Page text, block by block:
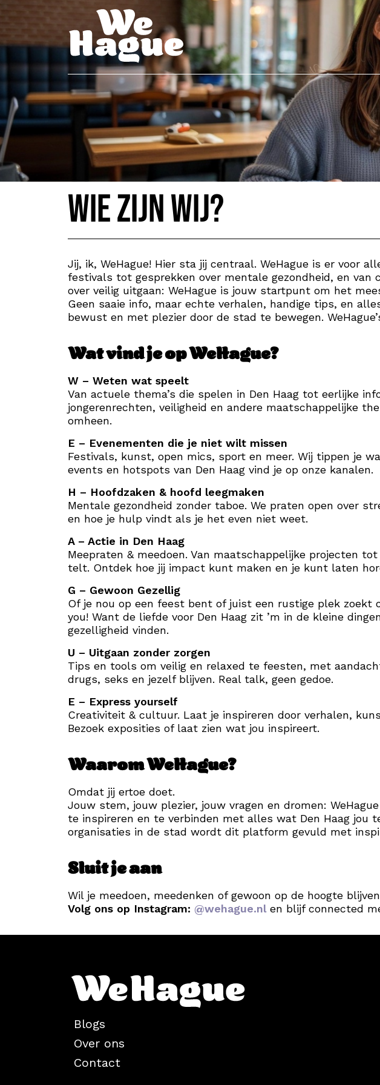
Wie zijn wij?
Jij, ik, WeHague! Hier sta jij centraal. WeHague is er voor
festivals tot gesprekken over mentale gezondheid, en van
over veilig uitgaan: WeHague is jouw startpunt om het
Geen saaie info, maar echte verhalen, handige tips, en
bewust en met plezier door de stad te bewegen.
Wat vind je op WeHague?
W – Weten wat speelt
Van actuele thema’s die spelen in Den Haag tot eerlijke
jongerenrechten, veiligheid en andere maatschappelijke
omheen.
E – Evenementen die je niet wilt missen
Festivals, kunst, open mics, sport en meer. Wij tippen je
events en hotspots van Den Haag vind je op onze kanalen.
H – Hoofdzaken & hoofd leegmaken
Mentale gezondheid zonder taboe. We praten open over
en hoe je hulp vindt als je het even niet weet.
A – Actie in Den Haag
Meepraten & meedoen. Van maatschappelijke projecten
telt. Ontdek hoe jij impact kunt maken en je kunt laten
G – Gewoon Gezellig
Of je nou op een feest bent of juist een rustige plek zoekt
you! Want de liefde voor Den Haag zit ’m in de kleine
gezelligheid vinden.
U – Uitgaan zonder zorgen
Tips en tools om veilig en relaxed te feesten, met
drugs, seks en jezelf blijven. Real talk, geen gedoe.
E – Express yourself
Creativiteit & cultuur. Laat je inspireren door verhalen,
Bezoek exposities of laat zien wat jou inspireert.
Waarom WeHague?
Omdat jij ertoe doet.
Jouw stem, jouw plezier, jouw vragen en dromen:
te inspireren en te verbinden met alles wat Den Haag jou
organisaties in de stad wordt dit platform gevuld met
Sluit je aan
Wil je meedoen, meedenken of gewoon op de hoogte
Volg ons op Instagram: @wehague.nlen blijf connected
Blogs
Over ons
Contact